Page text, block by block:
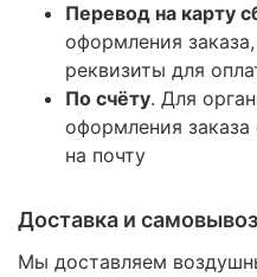
Перевод на карту
оформления
реквизиты для
По счёту. Для
оформления
на почту
Доставка и самовывоз
Мы доставляем